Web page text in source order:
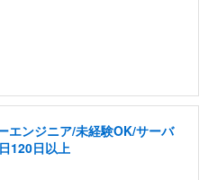
エンジニア/未経験OK/サーバ
120日以上